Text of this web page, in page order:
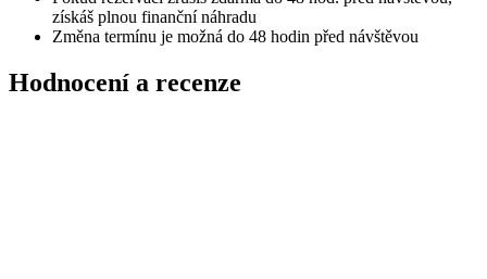
získáš plnou finanční náhradu
Změna termínu je možná do 48 hodin před návštěvou
Hodnocení a recenze